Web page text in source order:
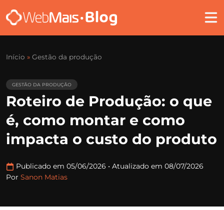
Início » Gestão da produção
GESTÃO DA PRODUÇÃO
Roteiro de Produção: o que
é, como montar e como
impacta o custo do produto
Publicado em 05/06/2026 • Atualizado em 08/07/2026
Por Sanon Matias